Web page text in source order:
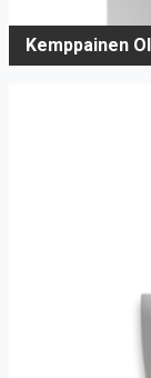
Kemppainen